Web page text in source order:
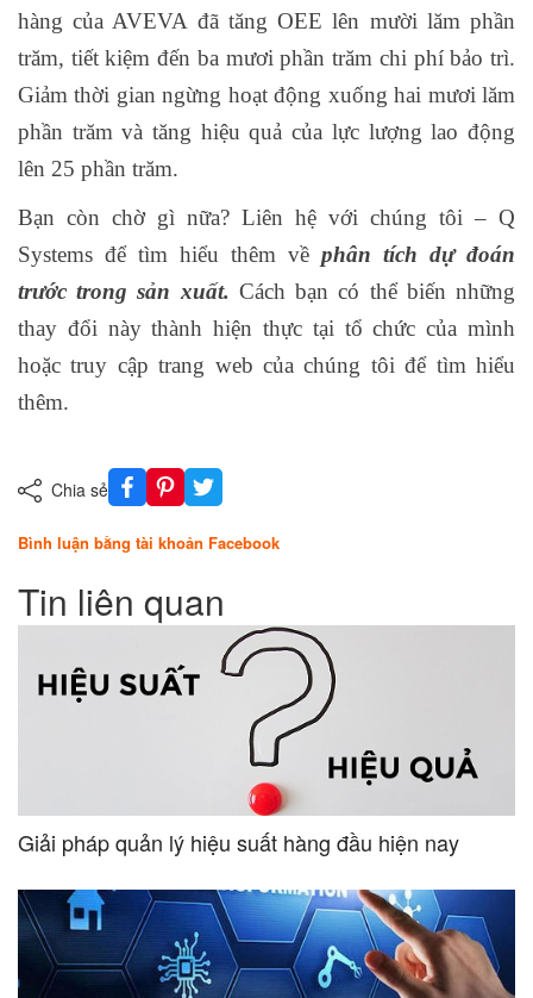
hàng của AVEVA đã tăng OEE lên mười lăm phần
trăm, tiết kiệm đến ba mươi phần trăm chi phí bảo trì.
Giảm thời gian ngừng hoạt động xuống hai mươi lăm
phần trăm và tăng hiệu quả của lực lượng lao động
lên 25 phần trăm.
Bạn còn chờ gì nữa? Liên hệ với chúng tôi – Q
Systems để tìm hiểu thêm về phân tích dự đoán
trước trong sản xuất. Cách bạn có thể biến những
thay đổi này thành hiện thực tại tổ chức của mình
hoặc truy cập trang web của chúng tôi để tìm hiểu
thêm.
Chia sẻ
Bình luận bằng tài khoản Facebook
Tin liên quan
Giải pháp quản lý hiệu suất hàng đầu hiện nay